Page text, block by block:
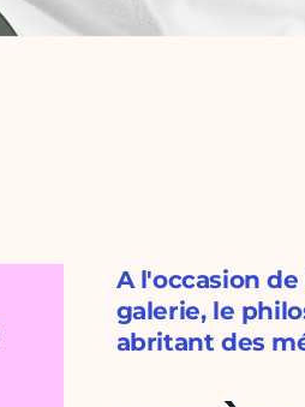
A l'occasion
galerie, le
abritant des